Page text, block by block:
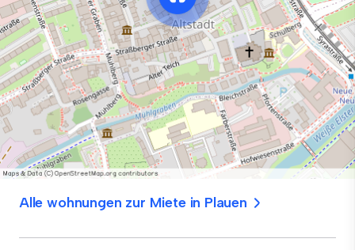
Alle wohnungen zur Miete in Plauen